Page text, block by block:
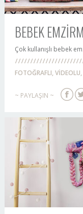
BEBEK
Çok kullanışlı bebek
FOTOĞRAFLI,
~ PAYLAŞIN ~